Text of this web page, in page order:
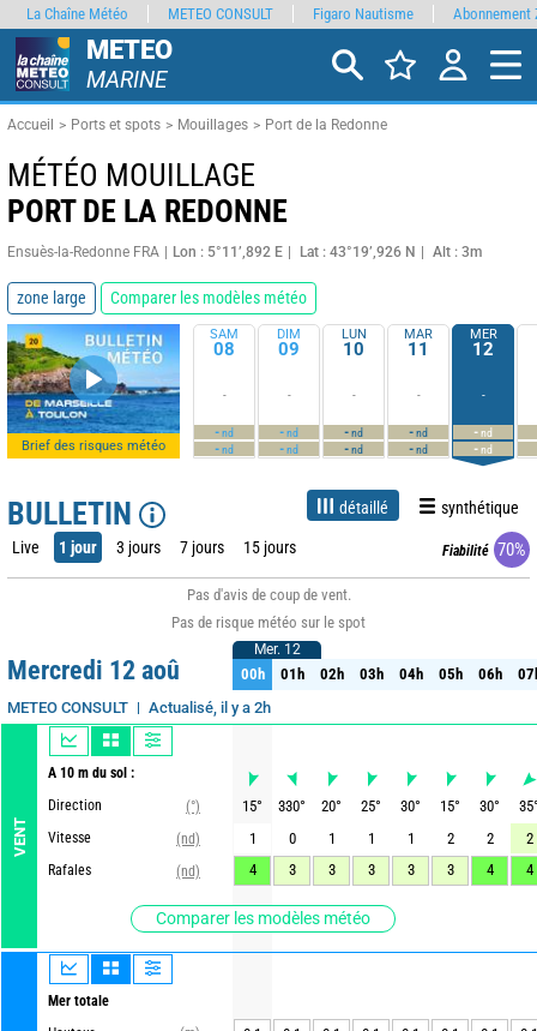
METEO
MARINE
Accueil Ports et spots Mouillages Port de la Redonne
MÉTÉO MOUILLAGE
PORT DE LA REDONNE
Ensuès-la-Redonne FRA Lon : 5°11’,892 E Lat : 43°19’,926 N Alt : 3m
zone large Comparer les modèles météo
Brief des risques météo
SAM
08
-
-nd
-nd
DIM
09
-
-nd
-nd
LUN
10
-
-nd
-nd
MAR
11
-
-nd
-nd
MER
12
-
-nd
-nd
BULLETIN détaillé synthétique
Live 1 jour 3 jours 7 jours 15 jours Fiabilité 70%
Pas d'avis de coup de vent.
Pas de risque météo sur le spot
Mercredi 12 aoû
METEO CONSULT Actualisé, il y a 2h
VENT
A 10 m du sol :
Direction
(°)
Vitesse
(nd)
Rafales
(nd)
Comparer les modèles météo
Mer totale
Mer. 12
00h 01h 02h 03h 04h 05h 06h
Mer. 12
00h 01h 02h 03h 04h 05h 06h
15° 330° 20° 25° 30° 15° 30° 35
1
0 1 1 1 2 2
2
4
3 3 3 3 3 4 4
La Chaîne Météo METEO CONSULT Figaro Nautisme Abonnement